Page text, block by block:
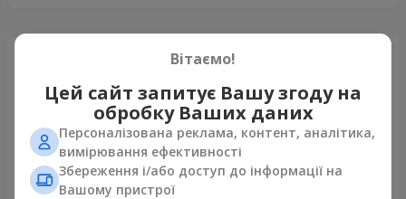
Щойно доставили
Вітаємо!
Цей сайт запитує Вашу згоду на
обробку Ваших даних
Персоналізована реклама, контент, аналітика,
вимірювання ефективності
Збереження і/або доступ до інформації на
Вашому пристрої